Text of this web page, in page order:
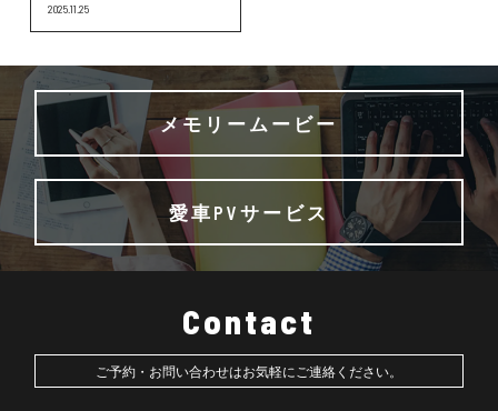
2025.11.25
メモリームービー
愛車PVサービス
Contact
ご予約・お問い合わせはお気軽にご連絡ください。